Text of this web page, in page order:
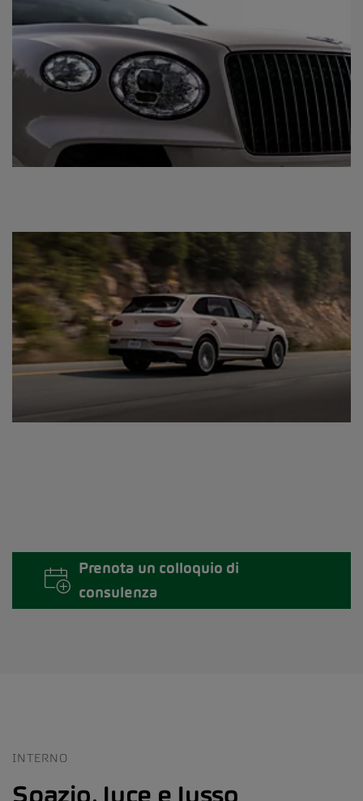
Prenota un colloquio di
consulenza
INTERNO
Spazio, luce e lusso